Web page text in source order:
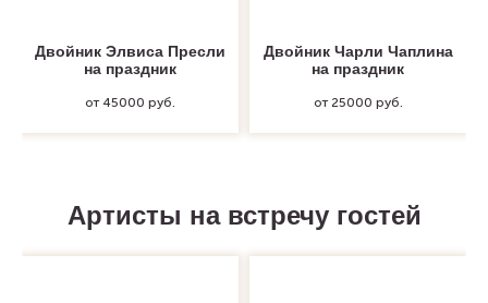
Двойник Элвиса Пресли
на праздник
от 45000 руб.
Двойник Чарли Чаплина
на праздник
от 25000 руб.
Артисты на встречу гостей